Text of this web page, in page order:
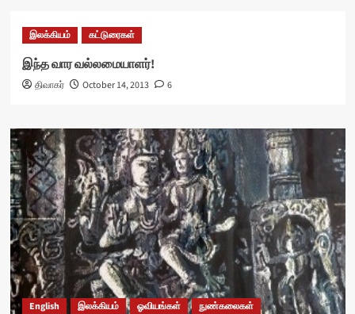
இலக்கியம் கட்டுரைகள்
இந்த வார வல்லமையாளர்!
திவாகர் October 14, 2013 6
English இலக்கியம் ஓவியங்கள் நுண்கலைகள்